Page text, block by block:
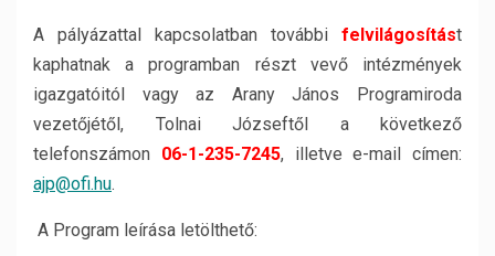
A pályázattal kapcsolatban további felvilágosítást
kaphatnak a programban részt vevő intézmények
igazgatóitól vagy az Arany János Programiroda
vezetőjétől, Tolnai Józseftől a következő
telefonszámon 06-1-235-7245, illetve e-mail címen:
ajp@ofi.hu.
A Program leírása letölthető: